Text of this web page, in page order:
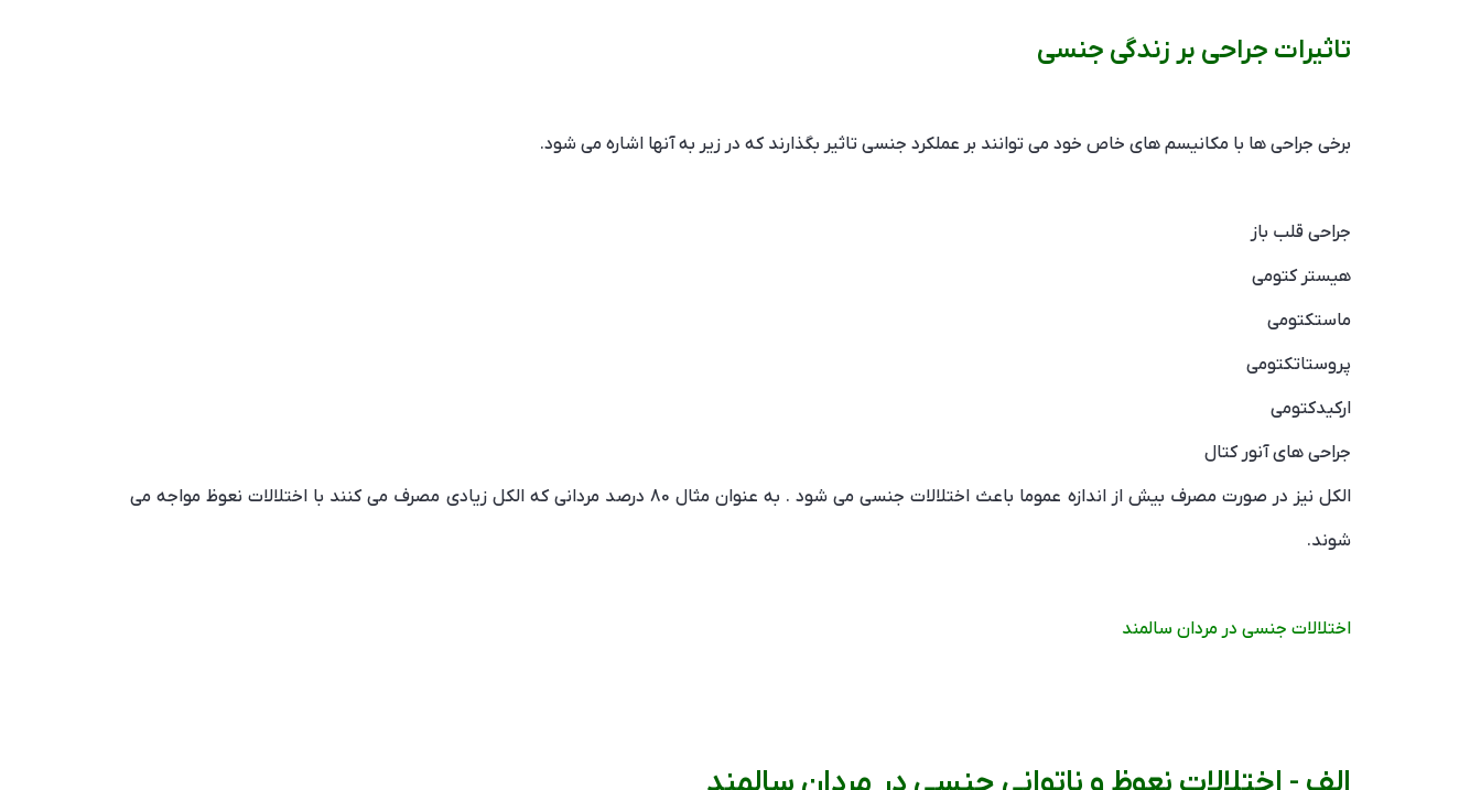
تاثیرات جراحی بر زندگی جنسی
برخی جراحی ها با مکانیسم های خاص خود می توانند بر عملکرد جنسی تاثیر بگذارند که در زیر به آنها اشاره می شود.
جراحی قلب باز
هیستر کتومی
ماستکتومی
پروستاتکتومی
ارکیدکتومی
جراحی های آنور کتال
الکل نیز در صورت مصرف بیش از اندازه عموما باعث اختلالات جنسی می شود . به عنوان مثال 80 درصد مردانی که الکل زیادی مصرف می کنند با اختلالات نعوظ مواجه می
شوند.
اختلالات جنسی در مردان سالمند